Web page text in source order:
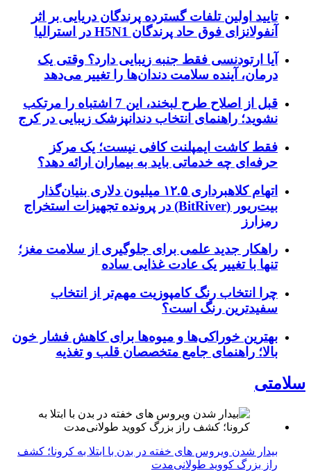
تایید اولین تلفات گسترده پرندگان دریایی بر اثر
آنفولانزای فوق حاد پرندگان H5N1 در استرالیا
آیا ارتودنسی فقط جنبه زیبایی دارد؟ وقتی یک
درمان، آینده سلامت دندان‌ها را تغییر می‌دهد
قبل از اصلاح طرح لبخند، این 7 اشتباه را مرتکب
نشوید؛ راهنمای انتخاب دندانپزشک زیبایی در کرج
فقط کاشت ایمپلنت کافی نیست؛ یک مرکز
حرفه‌ای چه خدماتی باید به بیماران ارائه دهد؟
اتهام کلاهبرداری ۱۲.۵ میلیون دلاری بنیان‌گذار
بیت‌ریور (BitRiver) در پرونده تجهیزات استخراج
رمزارز
راهکار جدید علمی برای جلوگیری از سلامت مغز؛
تنها با تغییر یک عادت غذایی ساده
چرا انتخاب رنگ کامپوزیت مهم‌تر از انتخاب
سفیدترین رنگ است؟
بهترین خوراکی‌ها و میوه‌ها برای کاهش فشار خون
بالا؛ راهنمای جامع متخصصان قلب و تغذیه
سلامتی
بیدار شدن ویروس‌ های خفته در بدن با ابتلا به کرونا؛ کشف
راز بزرگ کووید طولانی‌مدت